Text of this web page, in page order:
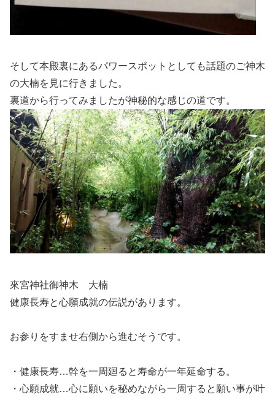
そして本殿裏にあるパワースポットとしても話題のご神木
の大楠を見に行きました。
裏道から行ってみましたが神秘的な感じの道です。
來宮神社御神木 大楠
健康長寿と心願成就の伝説があります。
お参りをすませ右側から進むそうです。
・健康長寿…幹を一周廻ると寿命が一年延命する。
・心願成就…心に願いを秘めながら一周すると願い事が叶